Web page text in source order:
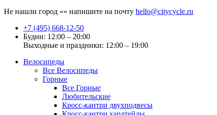
Не нашли город «» напишите на почту hello@citycycle.ru
+7 (495) 668-12-50
Будни: 12:00 – 20:00
Выходные и праздники: 12:00 – 19:00
Велосипеды
Все Велосипеды
Горные
Все Горные
Любительские
Кросс-кантри двухподвесы